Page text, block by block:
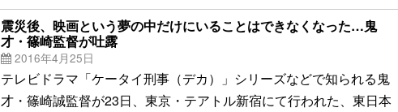
震災後、映画という夢の中だけにいることはできなくなった…鬼
才・篠崎監督が吐露
2016年4月25日
テレビドラマ「ケータイ刑事（デカ）」シリーズなどで知られる鬼
才・篠崎誠監督が23日、東京・テアトル新宿にて行われた、東日本